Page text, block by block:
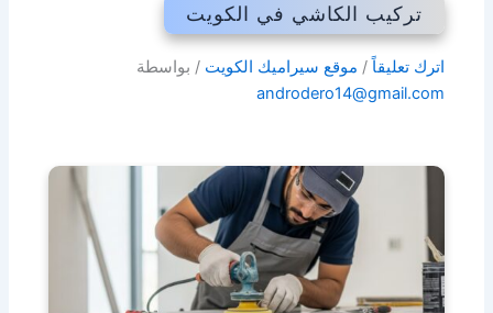
تركيب الكاشي في الكويت
اترك تعليقاً / موقع سيراميك الكويت / بواسطة
androdero14@gmail.com